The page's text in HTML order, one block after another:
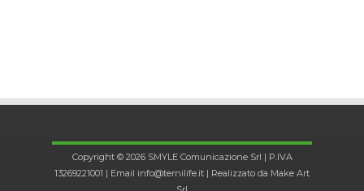
Copyright © 2026 SMYLE Comunicazione Srl | P.IVA
13269221001 | Email info@ternilife.it | Realizzato da Make Art